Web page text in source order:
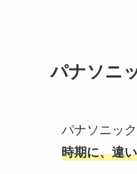
パナソニ
パナソニッ
時期に、違い